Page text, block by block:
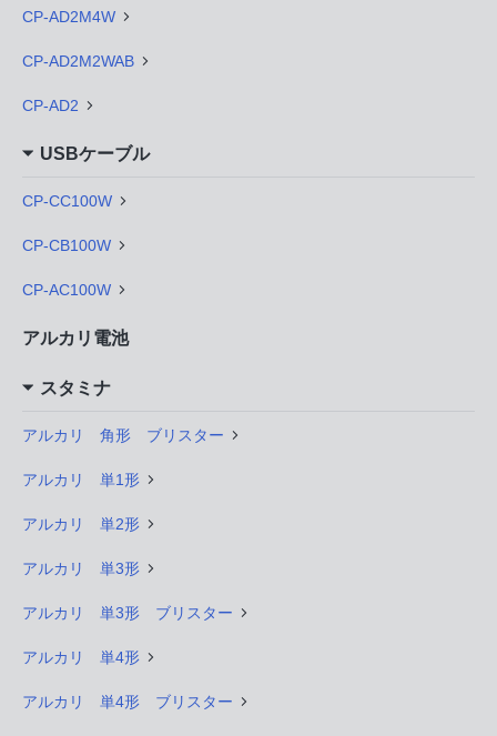
CP-AD2M4W
CP-AD2M2WAB
CP-AD2
USBケーブル
CP-CC100W
CP-CB100W
CP-AC100W
アルカリ電池
スタミナ
アルカリ 角形 ブリスター
アルカリ 単1形
アルカリ 単2形
アルカリ 単3形
アルカリ 単3形 ブリスター
アルカリ 単4形
アルカリ 単4形 ブリスター